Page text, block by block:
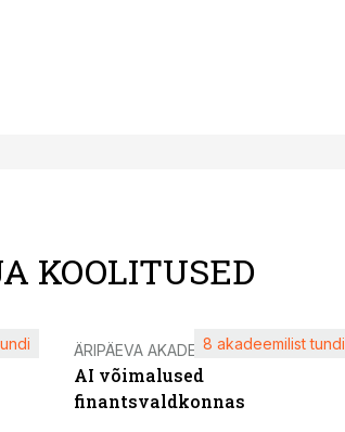
KOOLITUSED
ÄRIPÄEVA AKADEEMIA
AI võimalused
finantsvaldkonnas
8 akadeemilist tundi